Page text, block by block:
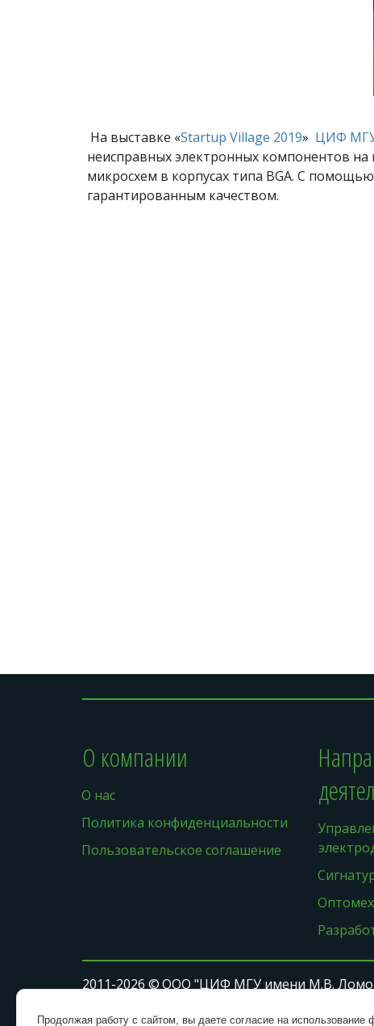
На выставке «Startup Village 2019» ЦИФ
неисправных электронных компонентов
микросхем в корпусах типа BGA. С
гарантированным качеством.
О компании
О нас
Политика конфиденциальности
Пользовательское соглашение
Продолжая работу с сайтом, вы даете согласие на
2011-2026 © ООО "ЦИФ МГУ имени М.В.
7729679023
, КПП: 773601001, ОГРН: